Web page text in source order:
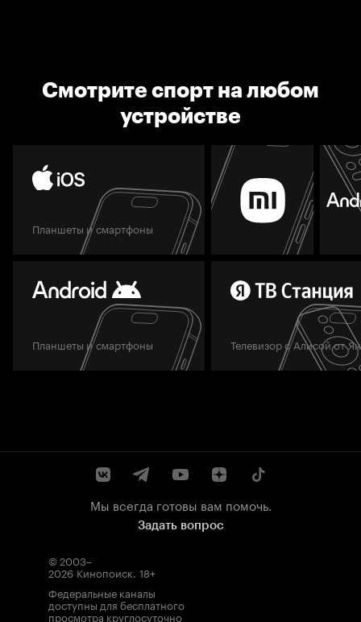
Смотрите спорт на любом
устройстве
Планшеты и смартфоны
Планшеты и смартфоны Телевизор с Алисой от
Мы всегда готовы вам помочь.
Задать вопрос
© 2003–
2026 Кинопоиск. 18+
Федеральные каналы
доступны для бесплатного
просмотра круглосуточно